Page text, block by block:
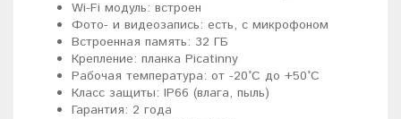
Wi-Fi модуль: встроен
Фото- и видеозапись: есть, с микрофоном
Встроенная память: 32 ГБ
Крепление: планка Picatinny
Рабочая температура: от -20°C до +50°C
Класс защиты: IP66 (влага, пыль)
Гарантия: 2 года